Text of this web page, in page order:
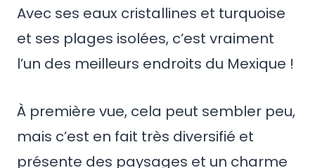
Avec ses eaux cristallines et turquoise
et ses plages isolées, c’est vraiment
l’un des meilleurs endroits du Mexique !
À première vue, cela peut sembler peu,
mais c’est en fait très diversifié et
présente des paysages et un charme